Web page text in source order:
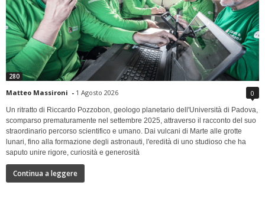
280
Matteo Massironi - 1 Agosto 2026 0
Un ritratto di Riccardo Pozzobon, geologo planetario dell'Università di Padova,
scomparso prematuramente nel settembre 2025, attraverso il racconto del suo
straordinario percorso scientifico e umano. Dai vulcani di Marte alle grotte
lunari, fino alla formazione degli astronauti, l'eredità di uno studioso che ha
saputo unire rigore, curiosità e generosità
Continua a leggere